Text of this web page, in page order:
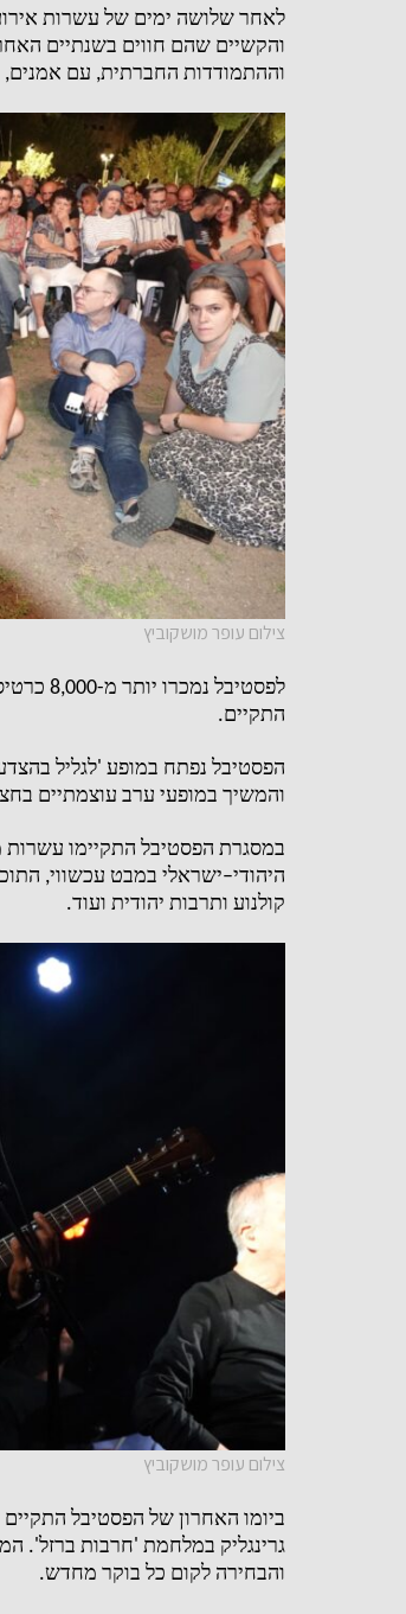
לאחר שלושה ימים של עשרות
והקשיים שהם חווים בשנתיים
וההתמודדות החברתית, עם אמנים,
צילום עופר מושקוביץ
לפסטיבל נמכרו יותר מ-8,000
התקיים.
הפסטיבל נפתח במופע 'לגליל
והמשיך במופעי ערב עוצמתיים
במסגרת הפסטיבל התקיימו עשרות
היהודי–ישראלי במבט עכשווי,
קולנוע ותרבות יהודית ועוד.
צילום עופר מושקוביץ
ביומו האחרון של הפסטיבל
גרינגליק במלחמת 'חרבות ברזל'.
והבחירה לקום כל בוקר מחדש.